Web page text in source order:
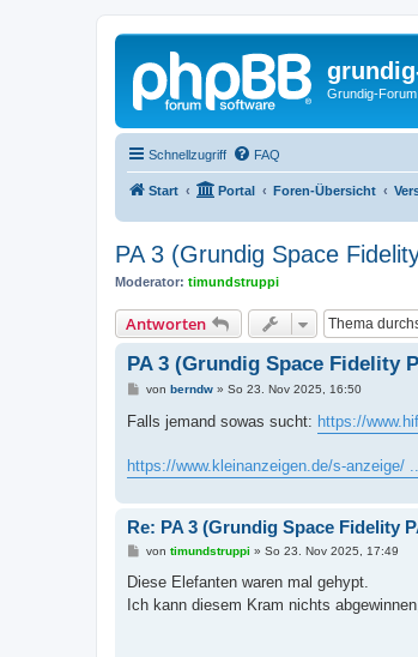
Grundig-Forum
Schnellzugriff FAQ
Start Portal Foren-Übersicht
PA 3 (Grundig Space
Moderator: timundstruppi
Antworten
PA 3 (Grundig Space Fidelity
B
i
t
a
g
von berndw» So 23. Nov 2025, 16:50
Falls jemand sowas sucht: https://
https://www.kleinanzeigen.de/s-anzeige/
Re: PA 3 (Grundig Space Fidelity
B
i
r
von timundstruppi » So 23. Nov 2025, 17:49
Diese Elefanten waren mal gehypt.
Ich kann diesem Kram nichts